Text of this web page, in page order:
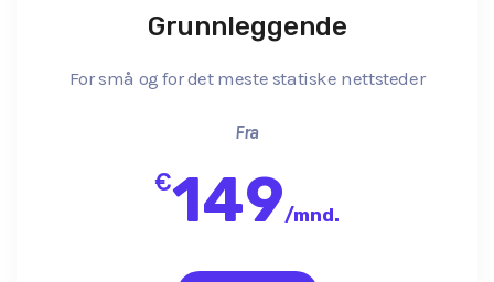
Grunnleggende
For små og for det meste statiske nettsteder
Fra
€149/mnd.